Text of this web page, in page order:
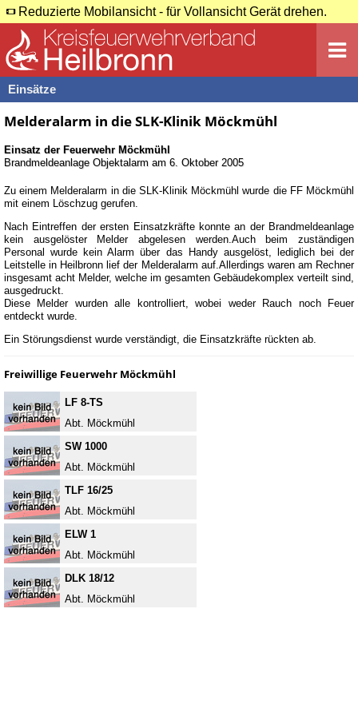
Reduzierte Mobilansicht - für Vollansicht Gerät drehen.
Einsätze
Melderalarm in die SLK-Klinik Möckmühl
Einsatz der FeuerwehrMöckmühl
Brandmeldeanlage Objektalarm am 6. Oktober 2005
Zu einem Melderalarm in die SLK-Klinik Möckmühl wurde die FF Möckmühl
mit einem Löschzug gerufen.
Nach Eintreffen der ersten Einsatzkräfte konnte an der Brandmeldeanlage
kein ausgelöster Melder abgelesen werden.Auch beim zuständigen
Personal wurde kein Alarm über das Handy ausgelöst, lediglich bei der
Leitstelle in Heilbronn lief der Melderalarm auf.Allerdings waren am Rechner
insgesamt acht Melder, welche im gesamten Gebäudekomplex verteilt sind,
ausgedruckt.
Diese Melder wurden alle kontrolliert, wobei weder Rauch noch Feuer
entdeckt wurde.
Ein Störungsdienst wurde verständigt, die Einsatzkräfte rückten ab.
Freiwillige Feuerwehr Möckmühl
LF 8-TS
Abt. Möckmühl
SW 1000
Abt. Möckmühl
TLF 16/25
Abt. Möckmühl
ELW 1
Abt. Möckmühl
DLK 18/12
Abt. Möckmühl